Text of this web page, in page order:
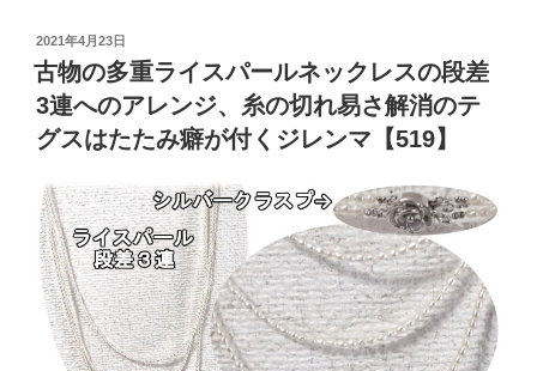
投
稿
日:
2021年4月23日
古物の多重ライスパールネックレスの段差
3連へのアレンジ、糸の切れ易さ解消のテ
グスはたたみ癖が付くジレンマ【519】